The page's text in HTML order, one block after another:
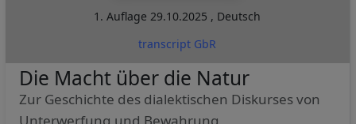
1. Auflage29.10.2025 , Deutsch
transcript GbR
Die Macht über die Natur
Zur Geschichte des dialektischen Diskurses von
Unterwerfung und Bewahrung